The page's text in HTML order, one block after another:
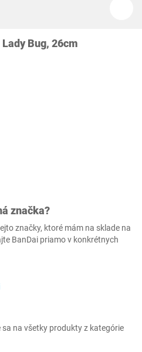
Bug, 26cm
značka?
značky, ktoré mám na sklade na
BanDai priamo v konkrétnych
na všetky produkty z kategórie